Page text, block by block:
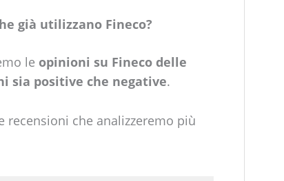
già utilizzano Fineco?
le opinioni su Fineco delle
sia positive che negative.
che analizzeremo più